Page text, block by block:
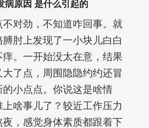
方位帮助患者康复。
病原因 是什么引起的
对劲，不知道咋回事。就
肘上发现了一小块儿白白
。一开始没太在意，结果
了点，周围隐隐约约还冒
的小点点。你说这是啥情
啥事儿了？较近工作压力
夜，感觉身体素质都跟着下